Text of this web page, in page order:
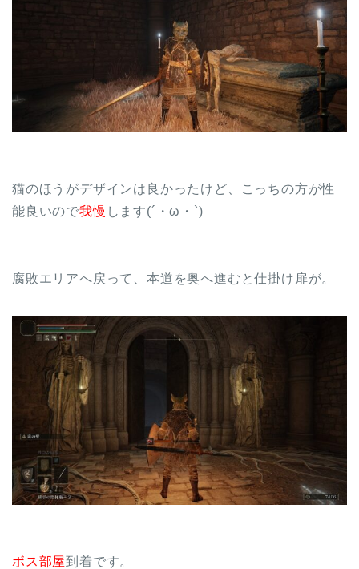
猫のほうがデザインは良かったけど、こっちの方が性
能良いので我慢 します(´・ω・`)
腐敗エリアへ戻って、本道を奥へ進むと仕掛け扉が。
ボス部屋到着です。